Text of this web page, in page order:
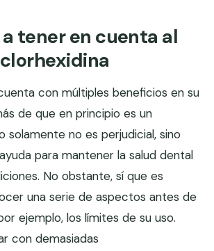
tener en cuenta al
con múltiples beneficios en su
de que en principio es un
solamente no es perjudicial, sino
para mantener la salud dental
No obstante, sí que es
una serie de aspectos antes de
ejemplo, los límites de su uso.
con demasiadas